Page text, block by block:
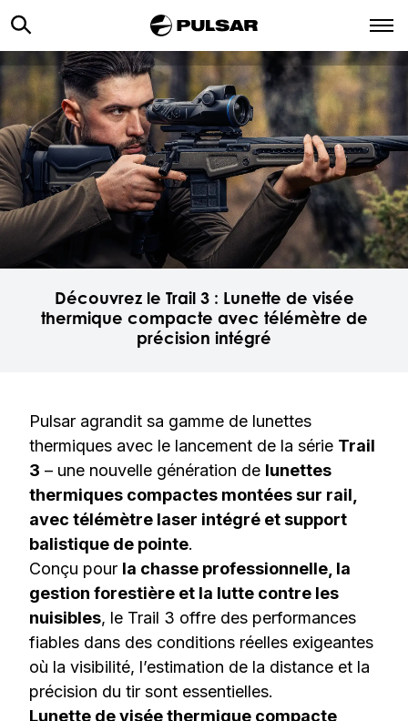
Découvrez le Trail 3 : Lunette de visée
thermique compacte avec télémètre de
précision intégré
Pulsar agrandit sa gamme de lunettes
thermiques avec le lancement de la série Trail
3 – une nouvelle génération de lunettes
thermiques compactes montées sur rail,
avec télémètre laser intégré et support
balistique de pointe.
Conçu pour la chasse professionnelle, la
gestion forestière et la lutte contre les
nuisibles, le Trail 3 offre des performances
fiables dans des conditions réelles exigeantes
où la visibilité, l’estimation de la distance et la
précision du tir sont essentielles.
Lunette de visée thermique compacte